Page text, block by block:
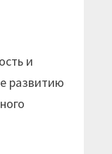
и
развитию